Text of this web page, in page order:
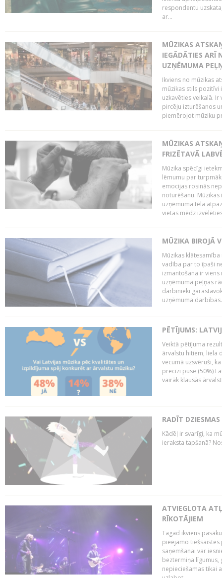
respondentu
ar...
MŪZIKAS
IEGĀDĀTIES ARĪ
UZŅĒMUMA
Ikviens no mūzikas
mūzikas stils pozitīvi
uzkavēties veikalā.
pircēju izturēšanos
piemērojot mūziku
MŪZIKAS
FRIZĒTAVĀ
Mūzika spēcīgi
lēmumu par
emocijas rosinās
noturēšanu.
uzņēmuma tēla
vietas mēdz
MŪZIKA BIROJĀ
Mūzikas
vadība par to īpaši
izmantošana ir
uzņēmuma peļņas
darbinieki
uzņēmuma
PĒTĪJUMS:
Veiktā pētījuma
ārvalstu hitiem, liela
vecumā uzsvēruši,
precīzi puse (50%)
vairāk klausās
RADĪT
Kādēļ ir svarīgi, ka
ieraksta tapšanā?
ATVIEGLOTA
RĪKOTĀJIEM
Tagad ikviens
pieejamo tiešsaistes
saņemšanai var
beztermiņa līgumus,
nepieciešamas tikai